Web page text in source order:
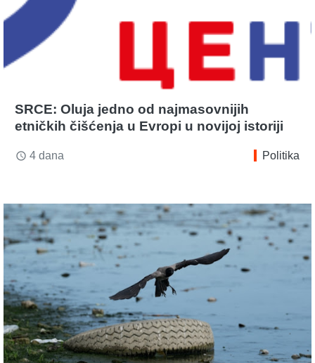
SRCE: Oluja jedno od najmasovnijih
etničkih čišćenja u Evropi u novijoj istoriji
access_time 4 dana Politika